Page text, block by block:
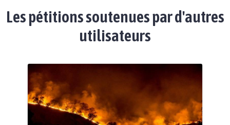
Les pétitions soutenues par d'autres
utilisateurs